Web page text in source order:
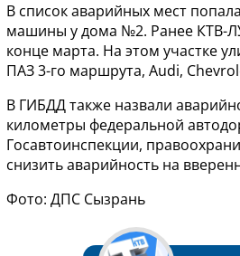
В список аварийных мест
машины у дома №2. Ранее КТВ-
конце марта. На этом участке
ПАЗ 3-го маршрута, Audi,
В ГИБДД также назвали
километры федеральной
Госавтоинспекции,
снизить аварийность на
Фото: ДПС Сызрань